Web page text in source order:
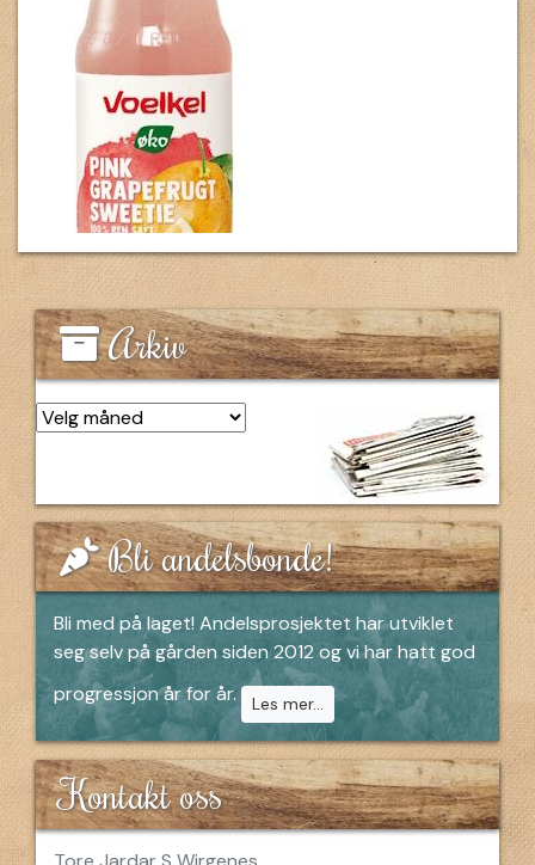
Arkiv
Bli andelsbonde!
Bli med på laget! Andelsprosjektet har utviklet
seg selv på gården siden 2012 og vi har hatt god
progressjon år for år.
Les mer...
Kontakt oss